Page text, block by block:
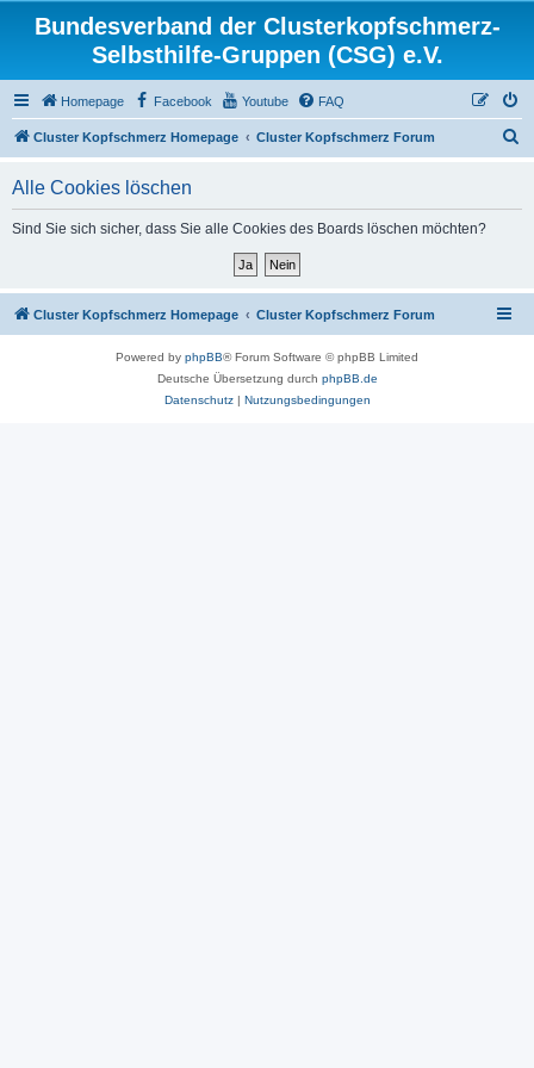
Bundesverband der Clusterkopfschmerz-
Selbsthilfe-Gruppen (CSG) e.V.
Homepage Facebook Youtube FAQ
Cluster Kopfschmerz Homepage Cluster Kopfschmerz Forum
Alle Cookies löschen
Sind Sie sich sicher, dass Sie alle Cookies des Boards löschen möchten?
Cluster Kopfschmerz Homepage Cluster Kopfschmerz Forum
Powered by phpBB® Forum Software © phpBB Limited
Deutsche Übersetzung durch phpBB.de
Datenschutz| Nutzungsbedingungen